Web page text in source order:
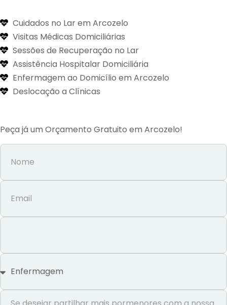
Cuidados no Lar em Arcozelo
Visitas Médicas Domiciliárias
Sessões de Recuperação no Lar
Assistência Hospitalar Domiciliária
Enfermagem ao Domicílio em Arcozelo
Deslocação a Clínicas
Peça já um Orçamento Gratuito em Arcozelo!